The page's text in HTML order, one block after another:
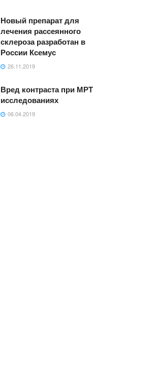
Новый препарат для
лечения рассеянного
склероза разработан в
России Ксемус
26.11.2019
Вред контраста при МРТ
исследованиях
06.04.2019